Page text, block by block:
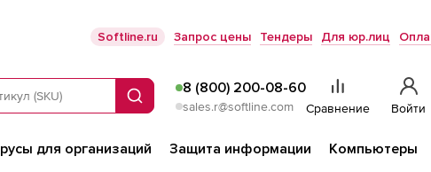
Softline.ru Запрос цены Тендеры Для юр.лиц
Поиск
8 (800) 200-08-60
sales.r@softline.com Сравнение Войти
для организаций Защита информации Компьютеры